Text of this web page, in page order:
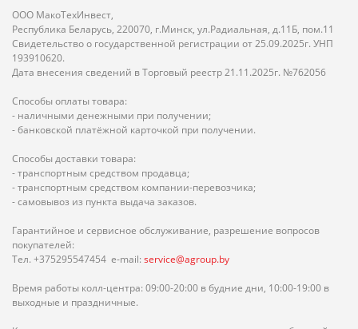
ООО МакоТехИнвест,
Республика Беларусь, 220070, г.Минск, ул.Радиальная, д.11Б, пом.11
Свидетельство о государственной регистрации от 25.09.2025г. УНП
193910620.
Дата внесения сведений в Торговый реестр 21.11.2025г. №762056
Способы оплаты товара:
- наличными денежными при получении;
- банковской платёжной карточкой при получении.
Способы доставки товара:
- транспортным средством продавца;
- транспортным средством компании-перевозчика;
- самовывоз из пункта выдача заказов.
Гарантийное и сервисное обслуживание, разрешение вопросов
покупателей:
Тел. +375295547454 e-mail: service@agroup.by
Время работы колл-центра: 09:00-20:00 в будние дни, 10:00-19:00 в
выходные и праздничные.